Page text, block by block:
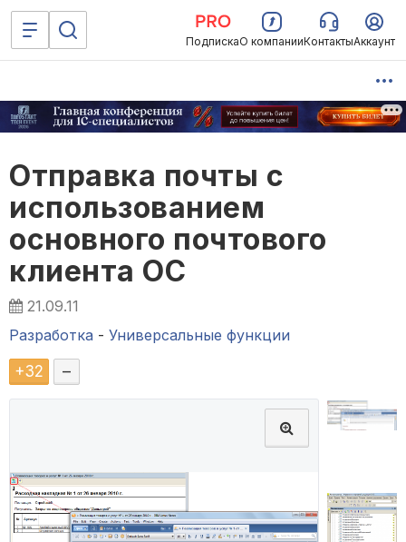
ПодпискаО компанииКонтактыАккаунт
Отправка почты с
использованием
основного почтового
клиента ОС
21.09.11
Разработка - Универсальные функции
+32 –